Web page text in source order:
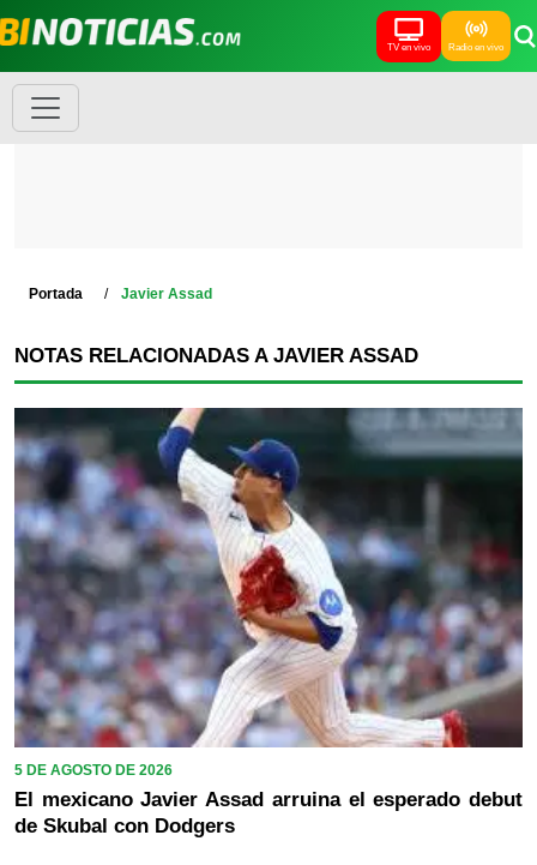
TV en vivo Radio en vivo
Portada Javier Assad
NOTAS RELACIONADAS A JAVIER ASSAD
5 DE AGOSTO DE 2026
El mexicano Javier Assad arruina el esperado debut
de Skubal con Dodgers